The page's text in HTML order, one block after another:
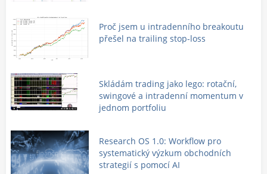
Proč jsem u intradenního breakoutu
přešel na trailing stop-loss
Skládám trading jako lego: rotační,
swingové a intradenní momentum v
jednom portfoliu
Research OS 1.0: Workflow pro
systematický výzkum obchodních
strategií s pomocí AI